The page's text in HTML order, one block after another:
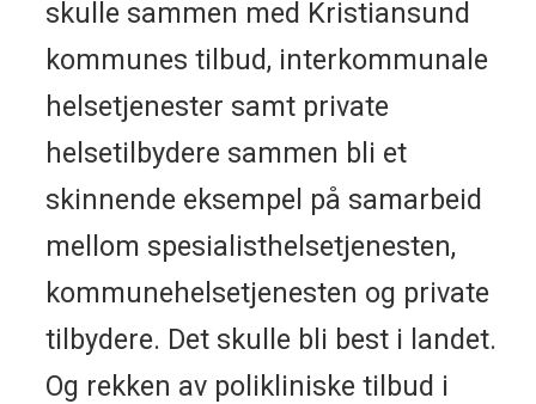
skulle sammen med Kristiansund
kommunes tilbud, interkommunale
helsetjenester samt private
helsetilbydere sammen bli et
skinnende eksempel på samarbeid
mellom spesialisthelsetjenesten,
kommunehelsetjenesten og private
tilbydere. Det skulle bli best i landet.
Og rekken av polikliniske tilbud i